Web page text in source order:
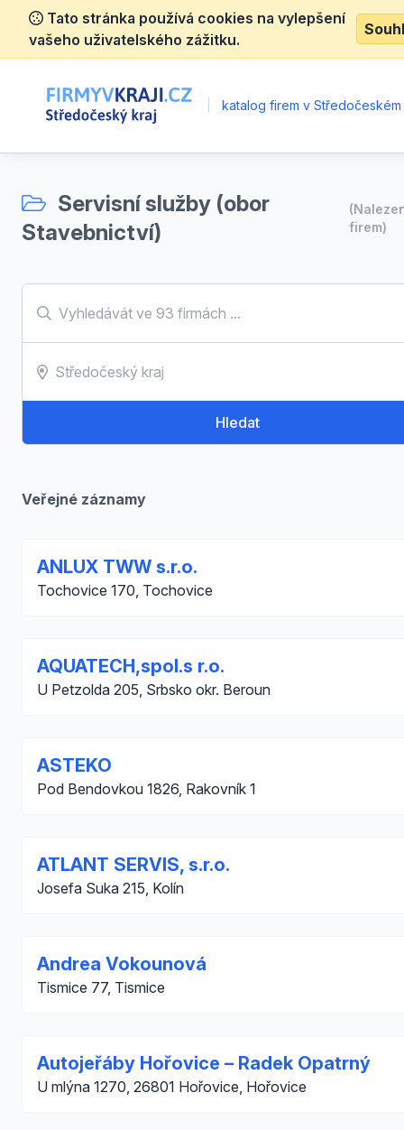
Tato stránka používá cookies na vylepšení
vašeho uživatelského zážitku.
katalog firem v Středočeském
Servisní služby (obor
Stavebnictví)
firem)
Hledat
Veřejné záznamy
ANLUX TWW s.r.o.
Tochovice 170, Tochovice
AQUATECH,spol.s r.o.
U Petzolda 205, Srbsko okr. Beroun
ASTEKO
Pod Bendovkou 1826, Rakovník 1
ATLANT SERVIS, s.r.o.
Josefa Suka 215, Kolín
Andrea Vokounová
Tismice 77, Tismice
Autojeřáby Hořovice – Radek Opatrný
U mlýna 1270, 26801 Hořovice, Hořovice